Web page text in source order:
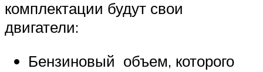
комплектации будут свои
двигатели:
Бензиновый объем, которого